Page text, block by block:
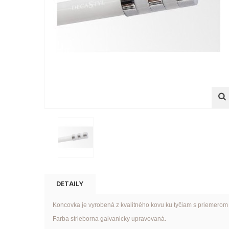
DETAILY
Koncovka je vyrobená z kvalitného kovu ku tyčiam s
Farba strieborna galvanicky upravovaná.